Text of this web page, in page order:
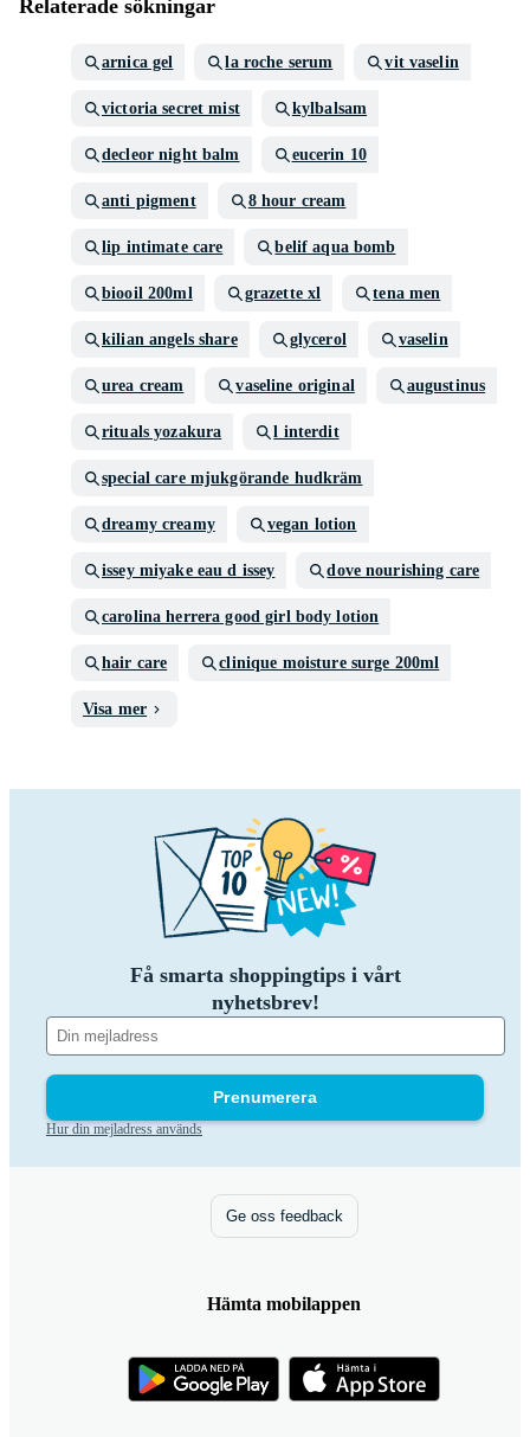
Relaterade sökningar
arnica gel la roche serum vit vaselin
victoria secret mist kylbalsam
decleor night balm eucerin 10
anti pigment 8 hour cream
lip intimate care belif aqua bomb
biooil 200ml grazette xl tena men
kilian angels share glycerol vaselin
urea cream vaseline original augustinus
rituals yozakura l interdit
special care mjukgörande hudkräm
dreamy creamy vegan lotion
issey miyake eau d issey dove nourishing care
carolina herrera good girl body lotion
hair care clinique moisture surge 200ml
Visa mer
Få smarta shoppingtips i vårt
nyhetsbrev!
Prenumerera
Hur din mejladress används
Ge oss feedback
Hämta mobilappen